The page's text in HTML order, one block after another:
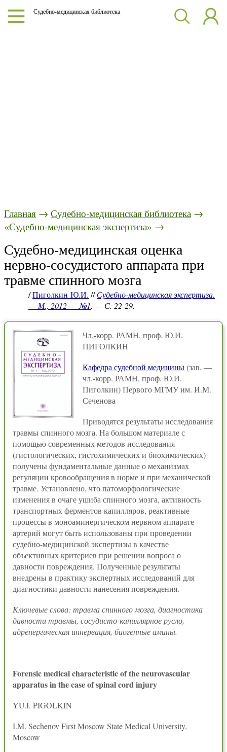
Судебно-медицинская библиотека
Главная → Судебно-медицинская библиотека →
«Судебно-медицинская экспертиза» →
Судебно-медицинская оценка
нервно-сосудистого аппарата при
травме спинного мозга
/Пиголкин Ю.И. //Судебно-медицинская экспертиза.
— М., 2012 — №1. — С. 22-29.
Чл.-корр. РАМН, проф. Ю.И.
ПИГОЛКИН
Кафедра судебной медицины(зав. —
чл.-корр. РАМН, проф. Ю.И.
Пиголкин) Первого МГМУ им. И.М.
Сеченова
Приводятся результаты исследования
травмы спинного мозга. На большом материале с
помощью современных методов исследования
(гистологических, гистохимических и биохимических)
получены фундаментальные данные о механизмах
регуляции кровообращения в норме и при механической
травме. Установлено, что патоморфологические
изменения в очаге ушиба спинного мозга, активность
транспортных ферментов капилляров, реактивные
процессы в моноаминергическом нервном аппарате
артерий могут быть использованы при проведении
судебно-медицинской экспертизы в качестве
объективных критериев при решении вопроса о
давности повреждения. Полученные результаты
внедрены в практику экспертных исследований для
диагностики давности нанесения повреждения.
Ключевые слова: травма спинного мозга, диагностика
давности травмы, сосудисто-капиллярное русло,
адренергическая иннервация, биогенные амины.
Forensic medical characteristic of the neurovascular
apparatus in the case of spinal cord injury
YU.I. PIGOLKIN
I.M. Sechenov First Moscow State Medical University,
Moscow